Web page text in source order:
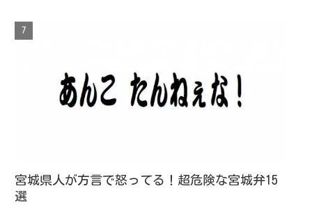
宮城県人が方言で怒ってる！超危険な宮城弁15
選